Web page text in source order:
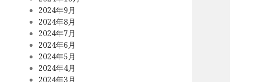
2024年9月
2024年8月
2024年7月
2024年6月
2024年5月
2024年4月
2024年3月